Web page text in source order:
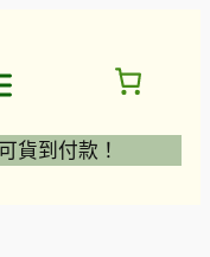
貨到付款！